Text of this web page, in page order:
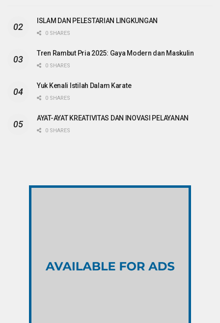
ISLAM DAN PELESTARIAN LINGKUNGAN
0 SHARES
Tren Rambut Pria 2025: Gaya Modern dan Maskulin
0 SHARES
Yuk Kenali Istilah Dalam Karate
0 SHARES
AYAT-AYAT KREATIVITAS DAN INOVASI PELAYANAN
0 SHARES